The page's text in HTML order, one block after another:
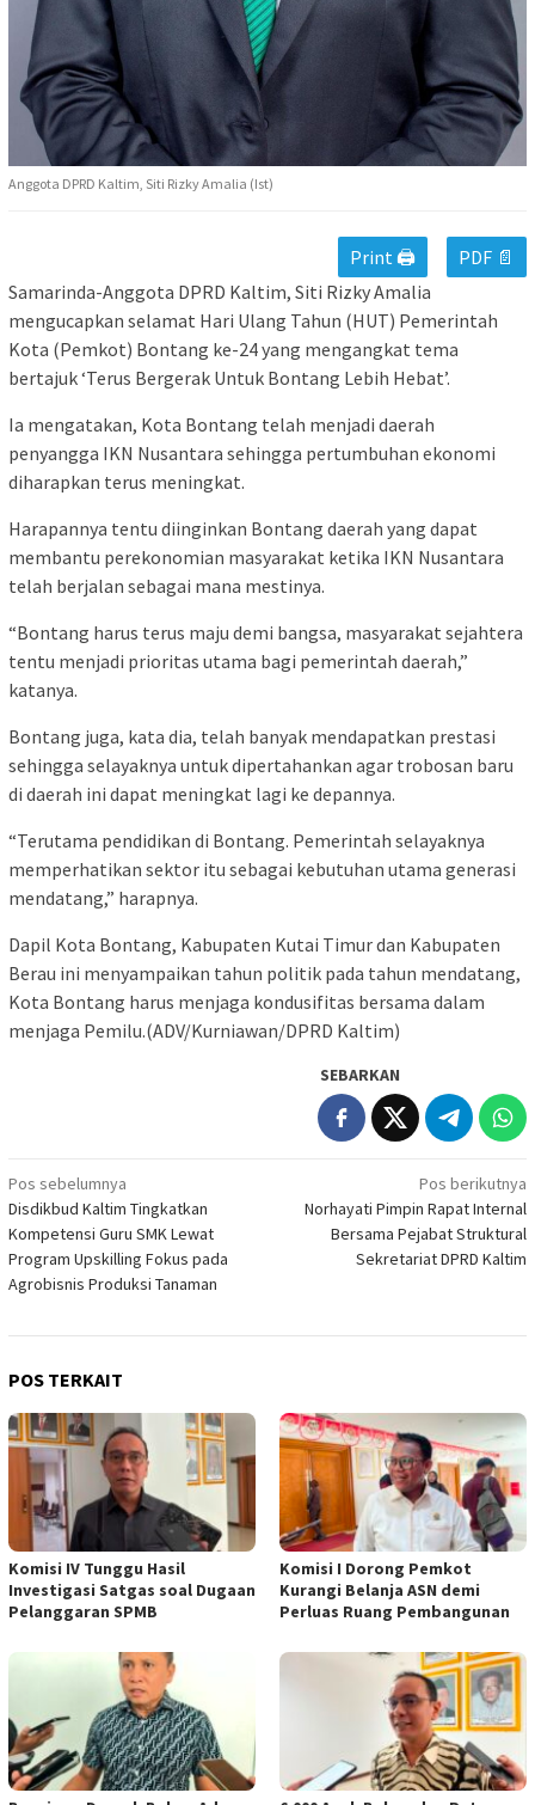
Anggota DPRD Kaltim, Siti Rizky Amalia (Ist)
Print 🖨
PDF 📄
Samarinda-Anggota DPRD Kaltim, Siti Rizky Amalia
mengucapkan selamat Hari Ulang Tahun (HUT) Pemerintah
Kota (Pemkot) Bontang ke-24 yang mengangkat tema
bertajuk ‘Terus Bergerak Untuk Bontang Lebih Hebat’.
Ia mengatakan, Kota Bontang telah menjadi daerah
penyangga IKN Nusantara sehingga pertumbuhan ekonomi
diharapkan terus meningkat.
Harapannya tentu diinginkan Bontang daerah yang dapat
membantu perekonomian masyarakat ketika IKN Nusantara
telah berjalan sebagai mana mestinya.
“Bontang harus terus maju demi bangsa, masyarakat sejahtera
tentu menjadi prioritas utama bagi pemerintah daerah,”
katanya.
Bontang juga, kata dia, telah banyak mendapatkan prestasi
sehingga selayaknya untuk dipertahankan agar trobosan baru
di daerah ini dapat meningkat lagi ke depannya.
“Terutama pendidikan di Bontang. Pemerintah selayaknya
memperhatikan sektor itu sebagai kebutuhan utama generasi
mendatang,” harapnya.
Dapil Kota Bontang, Kabupaten Kutai Timur dan Kabupaten
Berau ini menyampaikan tahun politik pada tahun mendatang,
Kota Bontang harus menjaga kondusifitas bersama dalam
menjaga Pemilu.(ADV/Kurniawan/DPRD Kaltim)
SEBARKAN
Navigasi
pos
Pos sebelumnya
Disdikbud Kaltim Tingkatkan
Kompetensi Guru SMK Lewat
Program Upskilling Fokus pada
Agrobisnis Produksi Tanaman
Pos berikutnya
Norhayati Pimpin Rapat Internal
Bersama Pejabat Struktural
Sekretariat DPRD Kaltim
POS TERKAIT
Komisi IV Tunggu Hasil
Investigasi Satgas soal Dugaan
Pelanggaran SPMB
Komisi I Dorong Pemkot
Kurangi Belanja ASN demi
Perluas Ruang Pembangunan